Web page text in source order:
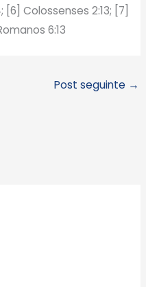
Colossenses 2:13; [7]
6:13
Post seguinte →